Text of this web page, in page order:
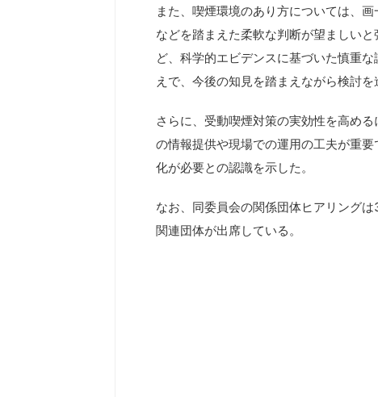
また、喫煙環境のあり方については、
などを踏まえた柔軟な判断が望ましい
ど、科学的エビデンスに基づいた慎重
えで、今後の知見を踏まえながら検討を
さらに、受動喫煙対策の実効性を高め
の情報提供や現場での運用の工夫が重
化が必要との認識を示した。
なお、同委員会の関係団体ヒアリング
関連団体が出席している。